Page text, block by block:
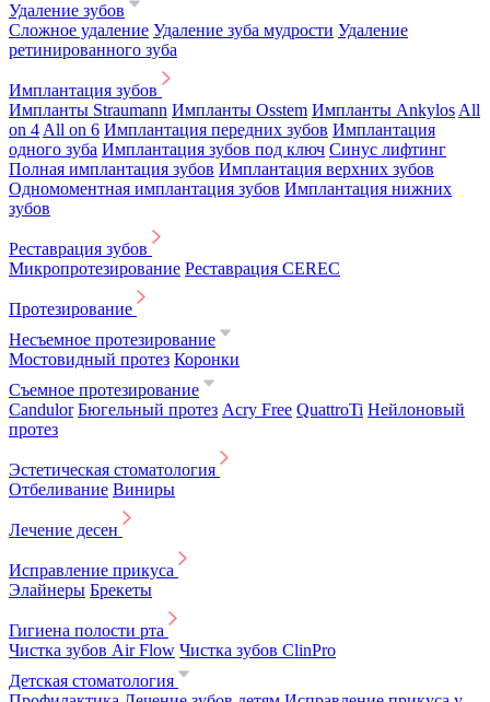
Удаление зубов
Сложное удаление Удаление зуба мудрости Удаление
ретинированного зуба
Имплантация зубов
Импланты Straumann Импланты Osstem Импланты Ankylos All
on 4 All on 6 Имплантация передних зубов Имплантация
одного зуба Имплантация зубов под ключ Синус лифтинг
Полная имплантация зубов Имплантация верхних зубов
Одномоментная имплантация зубов Имплантация нижних
зубов
Реставрация зубов
Микропротезирование Реставрация CEREC
Протезирование
Несъемное протезирование
Мостовидный протез Коронки
Съемное протезирование
Candulor Бюгельный протез Acry Free QuattroTi Нейлоновый
протез
Эстетическая стоматология
Отбеливание Виниры
Лечение десен
Исправление прикуса
Элайнеры Брекеты
Гигиена полости рта
Чистка зубов Air Flow Чистка зубов ClinPro
Детская стоматология